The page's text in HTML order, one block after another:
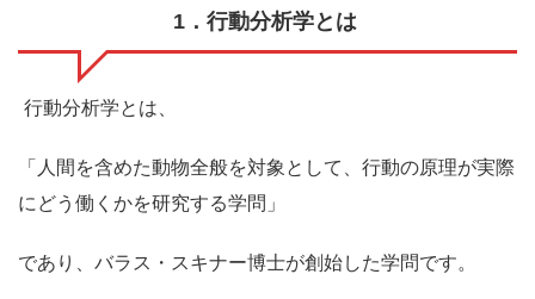
1．行動分析学とは
行動分析学とは、
「人間を含めた動物全般を対象として、 行動の原理が実際
にどう働くかを研究する学問」
であり、 バラス・スキナー博士が創始した学問です。